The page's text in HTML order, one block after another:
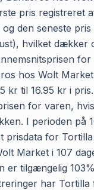
pris registreret
den seneste
hvilket dækker
for
hos Wolt
kr til 16.95 kr i
for varen,
I perioden på
prisdata for
Market i 107
er tilgængelig
har